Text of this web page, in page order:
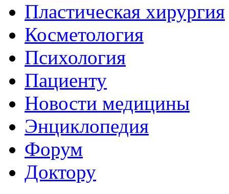
Пластическая хирургия
Косметология
Психология
Пациенту
Новости медицины
Энциклопедия
Форум
Доктору